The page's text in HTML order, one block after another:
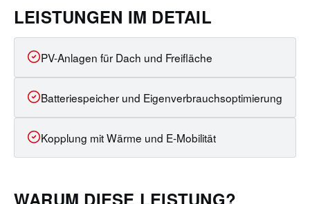
LEISTUNGEN IM DETAIL
PV-Anlagen für Dach und Freifläche
Batteriespeicher und Eigenverbrauchsoptimierung
Kopplung mit Wärme und E-Mobilität
WARUM DIESE LEISTUNG?